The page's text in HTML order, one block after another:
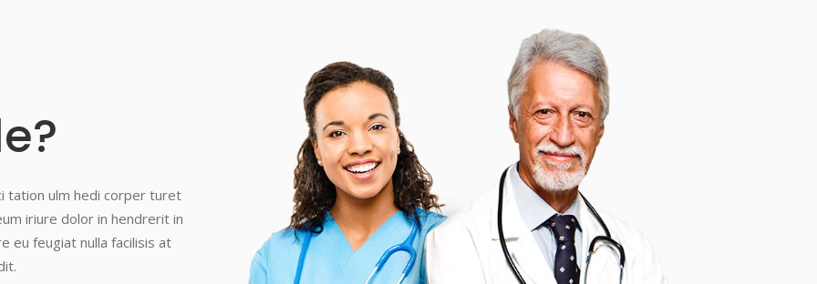
tation ulm hedi corper turet
iriure dolor in hendrerit in
eu feugiat nulla facilisis at